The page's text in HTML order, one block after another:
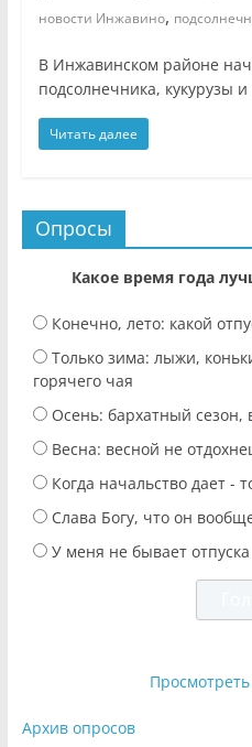
новости Инжавино,
В Инжавинском районе
подсолнечника, кукурузы
Читать далее
Опросы
Какое время года
Конечно, лето: какой
Только зима: лыжи,
горячего чая
Осень: бархатный сезон,
Весна: весной не
Когда начальство дает -
Слава Богу, что он
У меня не бывает отпуска
Архив опросов